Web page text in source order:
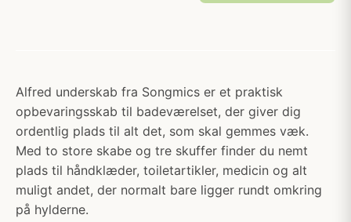
Alfred underskab fra Songmics er et praktisk
opbevaringsskab til badeværelset, der giver dig
ordentlig plads til alt det, som skal gemmes væk.
Med to store skabe og tre skuffer finder du nemt
plads til håndklæder, toiletartikler, medicin og alt
muligt andet, der normalt bare ligger rundt omkring
på hylderne.